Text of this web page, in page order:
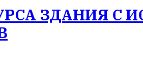
ЗДАНИЯ С